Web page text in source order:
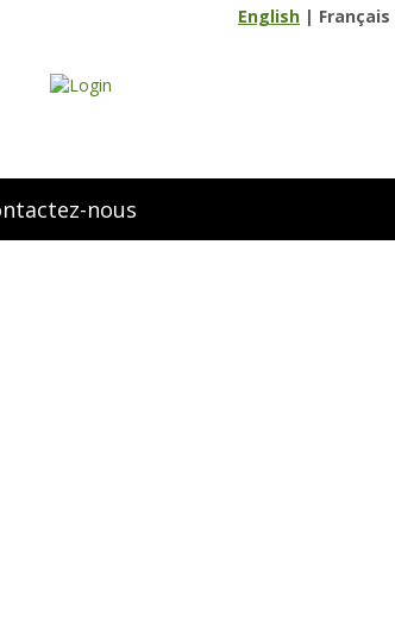
English | Français
nous